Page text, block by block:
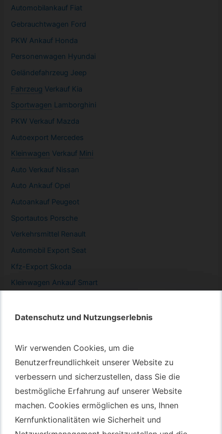
Datenschutz und Nutzungserlebnis
Wir verwenden Cookies, um die
Benutzerfreundlichkeit unserer Website zu
verbessern und sicherzustellen, dass Sie die
bestmögliche Erfahrung auf unserer Website
machen. Cookies ermöglichen es uns, Ihnen
Kernfunktionalitäten wie Sicherheit und
Datenschutz und Nutzungserlebnis
Wir verwenden Cookies, um die
Benutzerfreundlichkeit unserer Website zu
verbessern und sicherzustellen, dass Sie die
bestmögliche Erfahrung auf unserer Website
machen. Cookies ermöglichen es uns, Ihnen
Kernfunktionalitäten wie Sicherheit und
Automobilankauf Fiat
Gebrauchtwagen Ford
PKW Ankauf Honda
Personenwagen Hyundai
Geländefahrzeug Jeep
Fahrzeug Verkauf Kia
Sportwagen Lamborghini
PKW Verkauf Mazda
Autoexport Mercedes
Kleinwagen Verkauf Mini
Auto Verkauf Nissan
Auto Ankauf Opel
Autoankauf Peugeot
Sportautos Porsche
Verkehrsmittel Renault
Automobil Export Seat
Kfz-Export Skoda
Kleinwagen Ankauf Smart
Autotransport Bochum
Autotransport Düsseldorf
Autotransport Essen
Autoexport Gelsenkirchen
Autoexport Herne